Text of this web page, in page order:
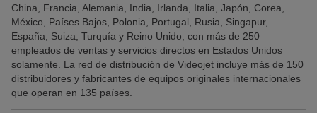
China, Francia, Alemania, India, Irlanda, Italia, Japón, Corea,
México, Países Bajos, Polonia, Portugal, Rusia, Singapur,
España, Suiza, Turquía y Reino Unido, con más de 250
empleados de ventas y servicios directos en Estados Unidos
solamente. La red de distribución de Videojet incluye más de 150
distribuidores y fabricantes de equipos originales internacionales
que operan en 135 países.